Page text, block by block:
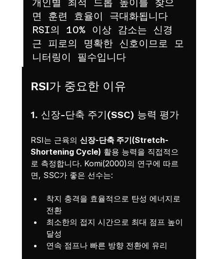
개인별 최적 드롭 높이를 찾으
면 훈련 효율이 극대화됩니다
RSI의 10% 이상 감소는 신경
근 피로의 명확한 신호이므로 모
니터링이 필수입니다
RSI가 중요한 이유
1. 신장-단축 주기(SSC) 능력 평가
RSI는 근육의 신장-단축 주기(Stretch-
Shortening Cycle) 활용 능력을 직접적으
로 측정합니다. Komi(2000)의 연구에 따르
면, SSC가 좋은 선수는:
착지 충격을 효율적으로 탄성 에너지로
전환
최소한의 접지 시간으로 최대 점프 높이
달성
연속 점프나 빠른 방향 전환에 유리